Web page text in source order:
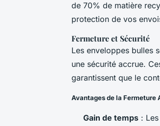
de 70% de matière
protection de vos
Fermeture et Sécurité
Les enveloppes bulles
une sécurité accrue.
garantissent que le
Avantages de la Fermeture
Gain de temps :